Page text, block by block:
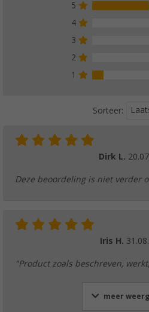
5
4
3
2
1
Sorteer:
Dirk L.
Deze beoordeling is niet verder
Iris H.
"Product zoals beschreven,
meer